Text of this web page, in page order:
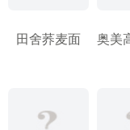
田舍荞麦面